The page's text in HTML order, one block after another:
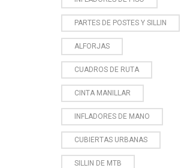
PARTES DE POSTES Y SILLIN
ALFORJAS
CUADROS DE RUTA
CINTA MANILLAR
INFLADORES DE MANO
CUBIERTAS URBANAS
SILLIN DE MTB